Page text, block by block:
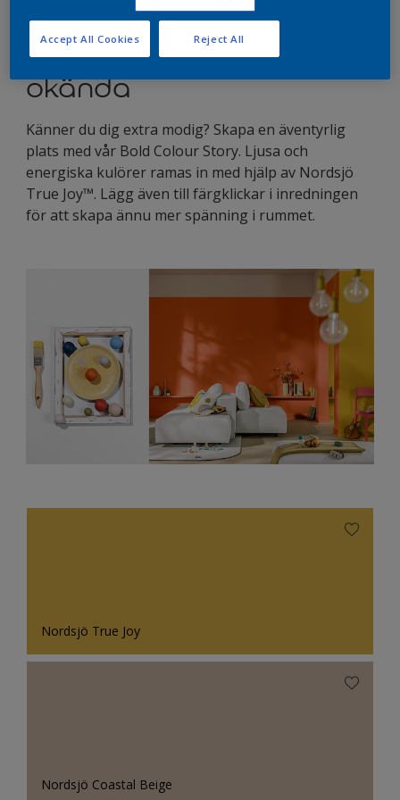
Ta ett språng ut i det
okända
Känner du dig extra modig? Skapa en äventyrlig
plats med vår Bold Colour Story. Ljusa och
energiska kulörer ramas in med hjälp av Nordsjö
True Joy™. Lägg även till färgklickar i inredningen
för att skapa ännu mer spänning i rummet.
Nordsjö True Joy
Nordsjö Coastal Beige
Reject All
Accept All Cookies